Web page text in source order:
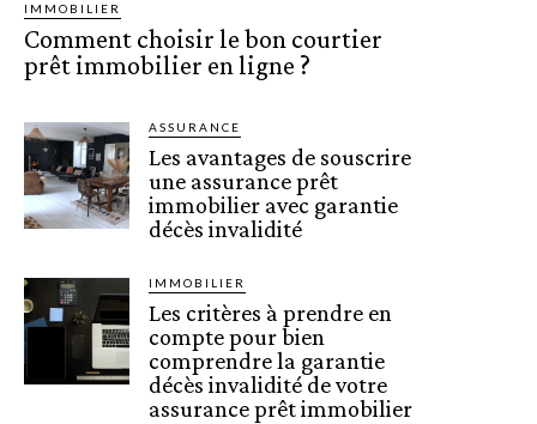
IMMOBILIER
Comment choisir le bon courtier
prêt immobilier en ligne ?
ASSURANCE
Les avantages de souscrire
une assurance prêt
immobilier avec garantie
décès invalidité
IMMOBILIER
Les critères à prendre en
compte pour bien
comprendre la garantie
décès invalidité de votre
assurance prêt immobilier